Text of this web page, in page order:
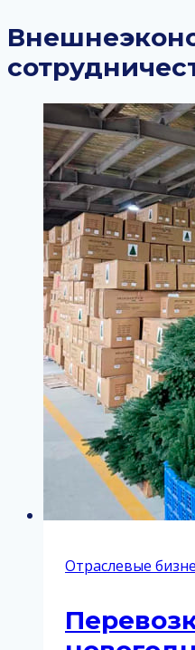
Отраслевые